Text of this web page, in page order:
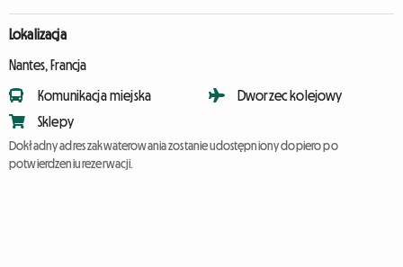
Lokalizacja
Nantes, Francja
Komunikacja miejska
Sklepy
Dworzec kolejowy
Dokładny adres zakwaterowania zostanie udostępniony dopiero po
potwierdzeniu rezerwacji.